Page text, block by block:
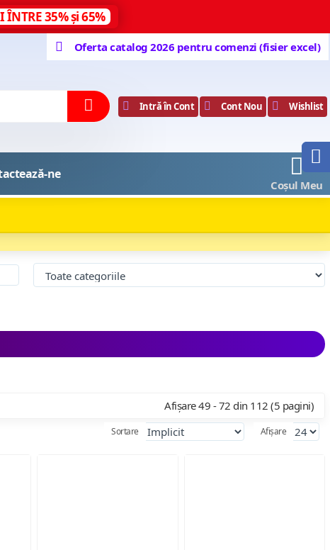
ÎNTRE 35% și 65%
Oferta catalog 2026 pentru comenzi (fisier excel)
Intră în Cont Cont Nou Wishlist
ne
Coșul Meu
Afișare 49 - 72 din 112 (5 pagini)
Sortare Afișare